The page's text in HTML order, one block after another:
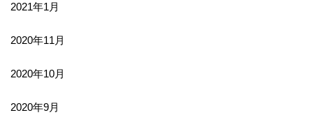
2021年1月
2020年11月
2020年10月
2020年9月